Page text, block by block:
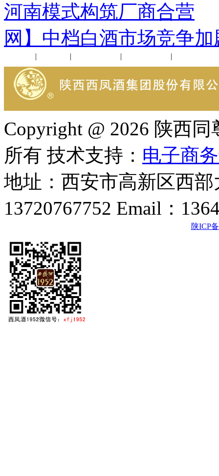
河南模式构筑厂商合营
网】中档白酒市场竞争加
| | | |
Copyright @ 2026 陕西
所有 技术支持： 电子商
地址：西安市高新区西
13720767752 Email：
陕ICP